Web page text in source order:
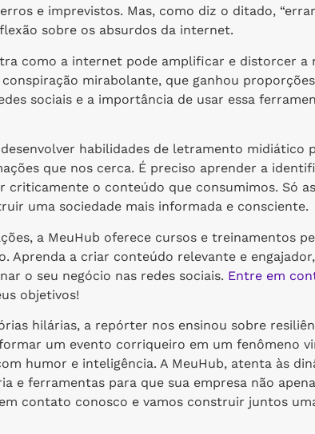
e imprevistos. Mas, como diz o ditado, “errar
sobre os absurdos da internet.
como a internet pode amplificar e distorcer a
mirabolante, que ganhou
sociais e a importância de usar essa
habilidades de letramento midiático
que nos cerca. É preciso aprender a
criticamente o conteúdo que consumimos. Só
uma sociedade mais informada e consciente.
a MeuHub oferece cursos e treinamentos
Aprenda a criar conteúdo relevante e
o seu negócio nas redes sociais. Entre em
objetivos!
hilárias, a repórter nos ensinou sobre
um evento corriqueiro em um fenômeno
humor e inteligência. A MeuHub, atenta às
e ferramentas para que sua empresa não
contato conosco e vamos construir juntos